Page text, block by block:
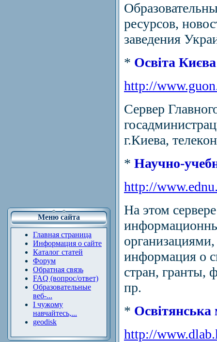
Меню сайта
Главная страница
Информация о сайте
Каталог статей
Форум
Обратная связь
FAQ (вопрос/ответ)
Образовательные
веб-...
І чужому
навчайтесь,...
geodisk
ресурсов,
заведения
* Освіта Києва
http://
Сервер
г.Киева,
* Научно-
http://
На этом
информация о
стран, гранты,
пр.
*
http://